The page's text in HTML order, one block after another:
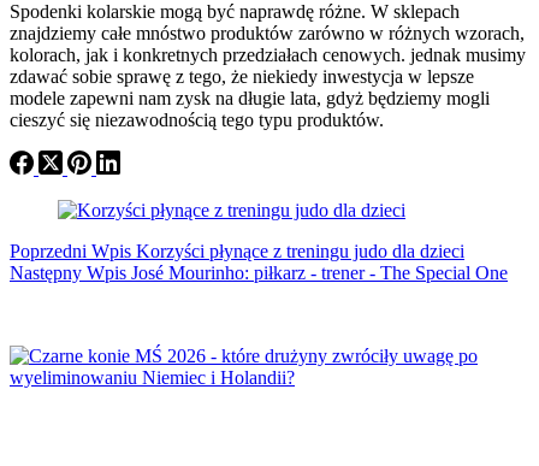
Spodenki kolarskie mogą być naprawdę różne. W sklepach
znajdziemy całe mnóstwo produktów zarówno w różnych wzorach,
kolorach, jak i konkretnych przedziałach cenowych. jednak musimy
zdawać sobie sprawę z tego, że niekiedy inwestycja w lepsze
modele zapewni nam zysk na długie lata, gdyż będziemy mogli
cieszyć się niezawodnością tego typu produktów.
Poprzedni Wpis Korzyści płynące z treningu judo dla dzieci
Następny Wpis José Mourinho: piłkarz - trener - The Special One